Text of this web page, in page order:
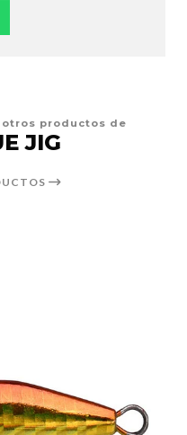
productos de
JIG